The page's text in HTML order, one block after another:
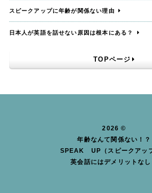
スピークアップに年齢が関係ない理由
日本人が英語を話せない原因は根本にある？
TOPページ
2026 ©
年齢なんて関係ない！？
SPEAK UP（スピークアッ
英会話にはデメリットなし